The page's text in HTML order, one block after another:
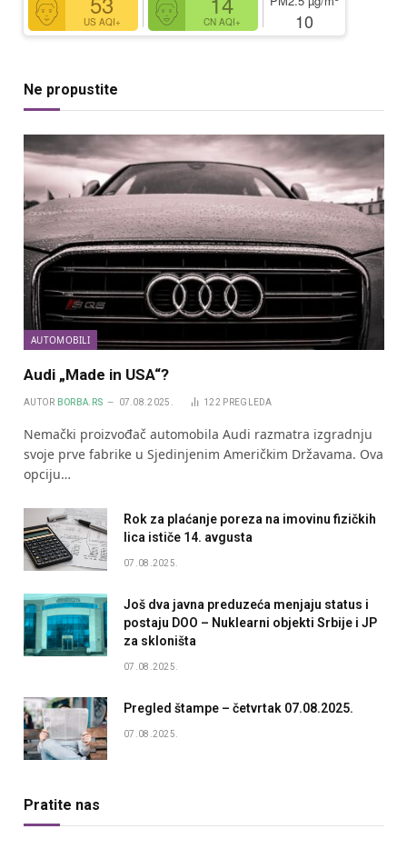
US AQI+ CN AQI+ 10
Ne propustite
AUTOMOBILI
Audi „Made in USA“?
AUTOR BORBA.RS 07.08.2025. 122 PREGLEDA
Nemački proizvođač automobila Audi razmatra izgradnju
svoje prve fabrike u Sjedinjenim Američkim Državama. Ova
opciju…
Rok za plaćanje poreza na imovinu fizičkih
lica ističe 14. avgusta
07.08.2025.
Još dva javna preduzeća menjaju status i
postaju DOO – Nuklearni objekti Srbije i JP
za skloništa
07.08.2025.
Pregled štampe – četvrtak 07.08.2025.
07.08.2025.
Pratite nas